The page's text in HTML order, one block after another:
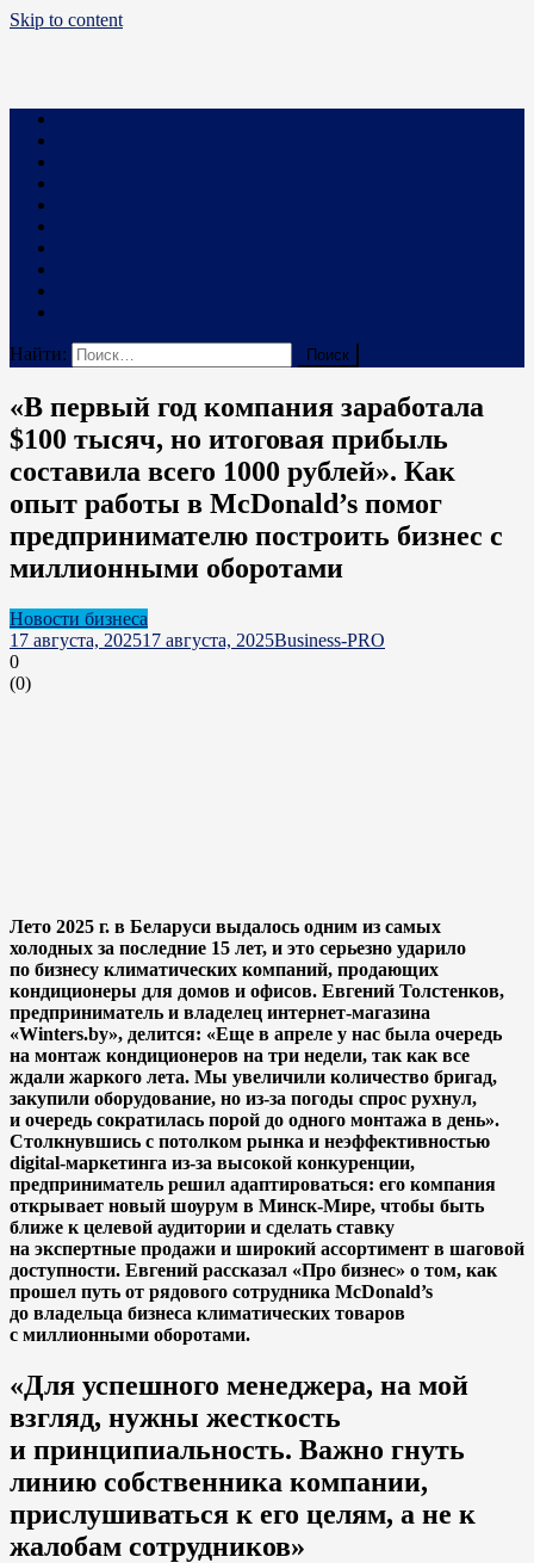
Skip to content
Business PRO
Новости про бизнес и не только
Найти:
«В первый год компания заработала
$100 тысяч, но итоговая прибыль
составила всего 1000 рублей». Как
опыт работы в McDonald’s помог
предпринимателю построить бизнес с
миллионными оборотами
Новости бизнеса
17 августа, 202517 августа, 2025Business-PRO
0
(0)
Лето 2025 г. в Беларуси выдалось одним из самых
холодных за последние 15 лет, и это серьезно ударило
по бизнесу климатических компаний, продающих
кондиционеры для домов и офисов. Евгений Толстенков,
предприниматель и владелец интернет-магазина
«Winters.by», делится: «Еще в апреле у нас была очередь
на монтаж кондиционеров на три недели, так как все
ждали жаркого лета. Мы увеличили количество бригад,
закупили оборудование, но из-за погоды спрос рухнул,
и очередь сократилась порой до одного монтажа в день».
Столкнувшись с потолком рынка и неэффективностью
digital-маркетинга из-за высокой конкуренции,
предприниматель решил адаптироваться: его компания
открывает новый шоурум в Минск-Мире, чтобы быть
ближе к целевой аудитории и сделать ставку
на экспертные продажи и широкий ассортимент в шаговой
доступности. Евгений рассказал «Про бизнес» о том, как
прошел путь от рядового сотрудника McDonald’s
до владельца бизнеса климатических товаров
с миллионными оборотами.
«Для успешного менеджера, на мой
взгляд, нужны жесткость
и принципиальность. Важно гнуть
линию собственника компании,
прислушиваться к его целям, а не к
жалобам сотрудников»